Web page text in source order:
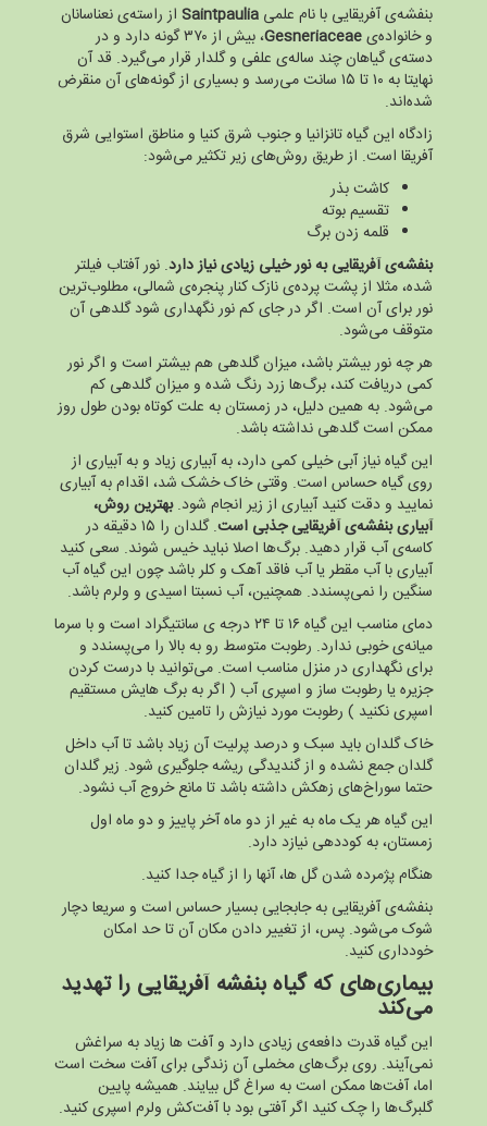
بنفشه‌ی آفریقایی با نام علمی Saintpaulia از راسته‌ی نعناسانان
و خانواده‌یGesneriaceae
، بیش از ۳۷۰ گونه دارد و در
دسته‌ی گیاهان چند ساله‌ی علفی و گلدار قرار می‌گیرد. قد آن
نهایتا به ۱۰ تا ۱۵ سانت می‌رسد و بسیاری از گونه‌های آن منقرض
شده‌اند.
زادگاه این گیاه تانزانیا و جنوب شرق کنیا و مناطق استوایی شرق
آفریقا است. از طریق روش‌های زیر تکثیر می‌شود:
کاشت بذر
تقسیم بوته
قلمه زدن برگ
بنفشه‌ی آفریقایی به نور خیلی زیادی نیاز دارد. نور آفتاب فیلتر
شده، مثلا از پشت پرده‌ی نازک کنار پنجره‌ی شمالی، مطلوب‌ترین
نور برای آن است. اگر در جای کم نور نگهداری شود گلدهی آن
متوقف می‌شود.
هر چه نور بیشتر باشد، میزان گلدهی هم بیشتر است و اگر نور
کمی دریافت کند، برگ‌ها زرد رنگ شده و میزان گلدهی کم
می‌شود. به همین دلیل، در زمستان به علت کوتاه بودن طول روز
ممکن است گلدهی نداشته باشد.
این گیاه نیاز آبی خیلی کمی دارد، به آبیاری زیاد و به آبیاری از
روی گیاه حساس است. وقتی خاک خشک شد، اقدام به آبیاری
نمایید و دقت کنید آبیاری از زیر انجام شود.بهترین روش،
آبیاری بنفشه‌ی آفریقایی جذبی است
. گلدان را ۱۵ دقیقه در
کاسه‌ی آب قرار دهید. برگ‌ها اصلا نباید خیس شوند. سعی کنید
آبیاری با آب مقطر یا آب فاقد آهک و کلر باشد چون این گیاه آب
سنگین را نمی‌پسندد. همچنین، آب نسبتا اسیدی و ولرم باشد.
دمای مناسب این گیاه ۱۶ تا ۲۴ درجه ی سانتیگراد است و با سرما
میانه‌ی خوبی ندارد. رطوبت متوسط رو به بالا را می‌پسندد و
برای نگهداری در منزل مناسب است. می‌توانید با درست کردن
جزیره یا رطوبت ساز و اسپری آب ( اگر به برگ هایش مستقیم
اسپری نکنید ) رطوبت مورد نیازش را تامین کنید.
خاک گلدان باید سبک و درصد پرلیت آن زیاد باشد تا آب داخل
گلدان جمع نشده و از گندیدگی ریشه جلوگیری شود. زیر گلدان
حتما سوراخ‌های زهکش داشته باشد تا مانع خروج آب نشود.
این گیاه هر یک ماه به غیر از دو ماه آخر پاییز و دو ماه اول
زمستان، به کوددهی نیازد دارد.
هنگام پژمرده شدن گل ها، آنها را از گیاه جدا کنید.
بنفشه‌ی آفریقایی به جابجایی بسیار حساس است و سریعا دچار
شوک می‌شود. پس، از تغییر دادن مکان آن تا حد امکان
خودداری کنید.
بیماری‌های که گیاه بنفشه آفریقایی را تهدید
می‌کند
این گیاه قدرت دافعه‌ی زیادی دارد و آفت ها زیاد به سراغش
نمی‌آیند. روی برگ‌های مخملی آن زندگی برای آفت سخت است
اما، آفت‌ها ممکن است به سراغ گل بیایند. همیشه پایین
گلبرگ‌ها را چک کنید اگر آفتی بود با آفت‌کش ولرم اسپری کنید.